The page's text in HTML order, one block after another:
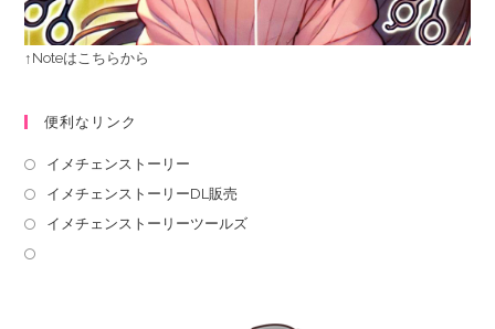
↑Noteはこちらから
便利なリンク
イメチェンストーリー
イメチェンストーリーDL販売
イメチェンストーリーツールズ